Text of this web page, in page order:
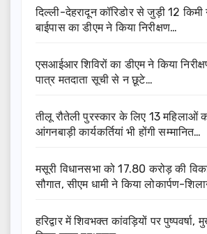
दिल्ली-देहरादून कॉरिडोर से जुड़ी 12 किमी
बाईपास का डीएम ने किया निरीक्षण…
एसआईआर शिविरों का डीएम ने किया
पात्र मतदाता सूची से न छूटे…
तीलू रौतेली पुरस्कार के लिए 13 महिलाओं
आंगनबाड़ी कार्यकर्तियां भी होंगी सम्मानित…
मसूरी विधानसभा को 17.80 करोड़ की
सौगात, सीएम धामी ने किया लोकार्पण-
हरिद्वार में शिवभक्त कांवड़ियों पर पुष्पवर्षा,